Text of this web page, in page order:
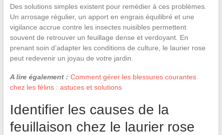
Des solutions simples existent pour remédier à ces problèmes.
Un arrosage régulier, un apport en engrais équilibré et une
vigilance accrue contre les insectes nuisibles permettent
souvent de retrouver un feuillage dense et verdoyant. En
prenant soin d’adapter les conditions de culture, le laurier rose
peut redevenir un joyau de votre jardin.
A lire également : Comment gérer les blessures courantes
chez les félins : astuces et solutions
Identifier les causes de la
feuillaison chez le laurier rose